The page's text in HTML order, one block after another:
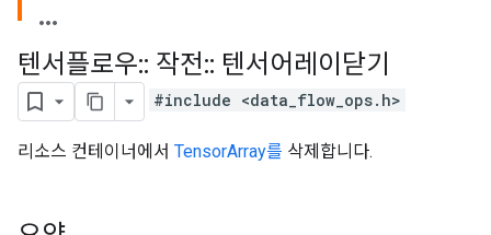
텐서플로우:: 작전:: 텐서어레이닫기
#include <data_flow_ops.h>
리소스 컨테이너에서 TensorArray를 삭제합니다.